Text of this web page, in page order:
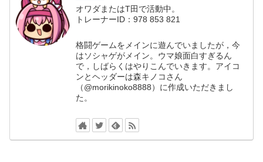
オワダまたはT田で活動中。
トレーナーID：978 853 821
格闘ゲームをメインに遊んでいましたが，今
はソシャゲがメイン。ウマ娘面白すぎるん
で，しばらくはやりこんでいきます。アイコ
ンとヘッダーは森キノコさん
（@morikinoko8888）に作成いただきまし
た。